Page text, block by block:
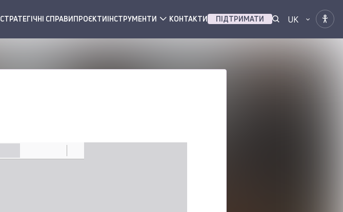
СТРАТЕГІЧНІ СПРАВИПРОЄКТИІНСТРУМЕНТИ КОНТАКТИ ПІДТРИМАТИ UK